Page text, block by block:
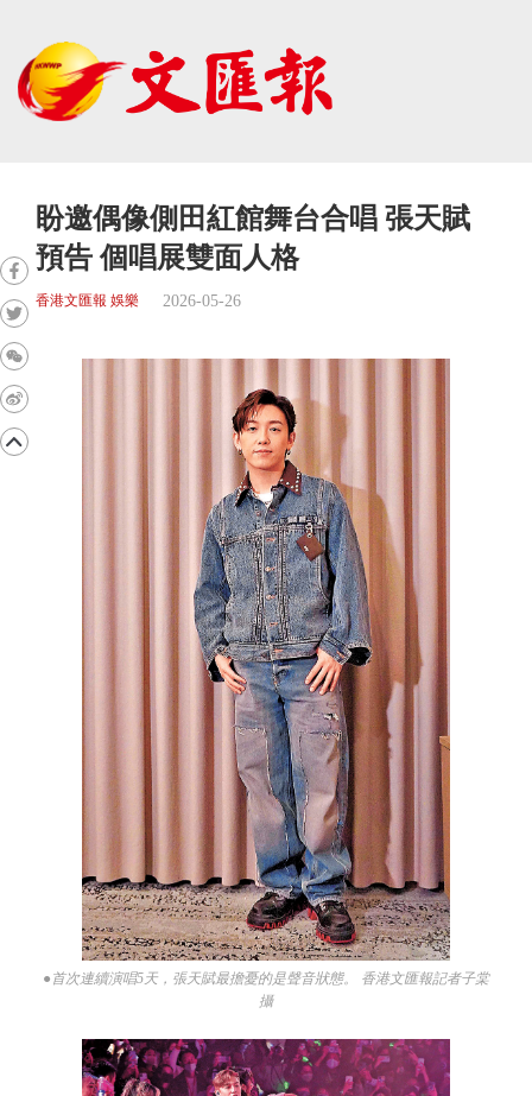
盼邀偶像側田紅館舞台合唱 張天賦
預告 個唱展雙面人格
香港文匯報 娛樂 2026-05-26
●首次連續演唱5天，張天賦最擔憂的是聲音狀態。 香港文匯報記者子棠
攝